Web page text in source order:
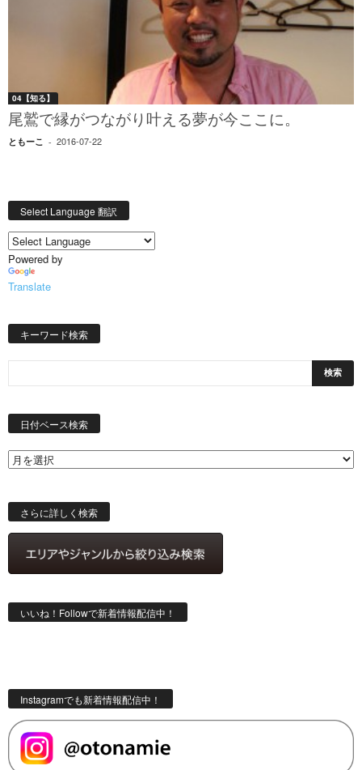
04【知る】
尾鷲で縁がつながり叶える夢が今ここに。
ともーこ - 2016-07-22
Select Language 翻訳
Powered by
Translate
キーワード検索
日付ベース検索
索
さらに詳しく検索
いいね！Followで新着情報配信中！
Instagramでも新着情報配信中！